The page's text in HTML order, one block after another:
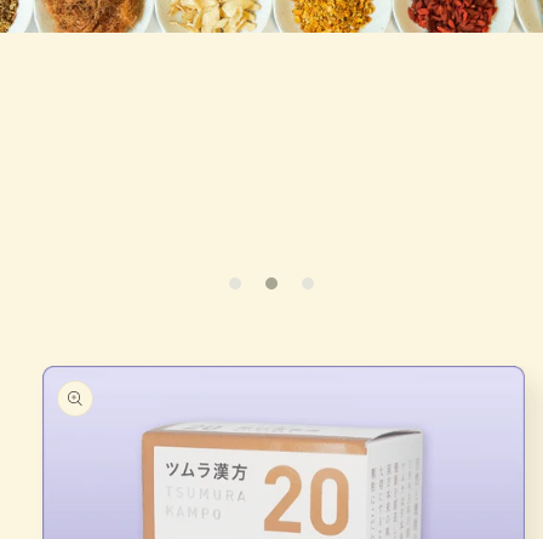
商品情
報にス
キップ